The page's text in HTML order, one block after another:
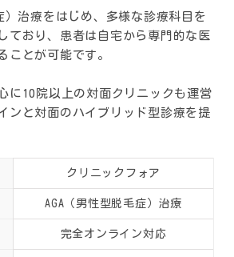
）治療をはじめ、多様な診療科目を
ており、患者は自宅から専門的な医
ことが可能です。
に10院以上の対面クリニックも運営
ンと対面のハイブリッド型診療を提
クリニックフォア
AGA（男性型脱毛症）治療
完全オンライン対応